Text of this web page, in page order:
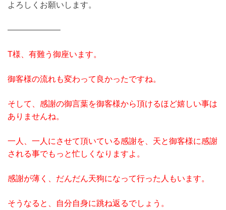
よろしくお願いします。
——————–
T様、有難う御座います。
御客様の流れも変わって良かったですね。
そして、感謝の御言葉を御客様から頂けるほど嬉しい事は
ありませんね。
一人、一人にさせて頂いている感謝を、天と御客様に感謝
される事でもっと忙しくなりますよ。
感謝が薄く、だんだん天狗になって行った人もいます。
そうなると、自分自身に跳ね返るでしょう。